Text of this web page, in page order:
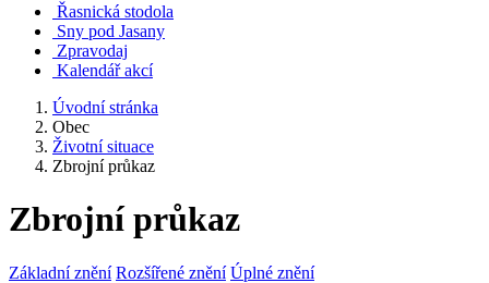
Řasnická stodola
Sny pod Jasany
Zpravodaj
Kalendář akcí
Úvodní stránka
Obec
Životní situace
Zbrojní průkaz
Zbrojní průkaz
Základní znění Rozšířené znění Úplné znění